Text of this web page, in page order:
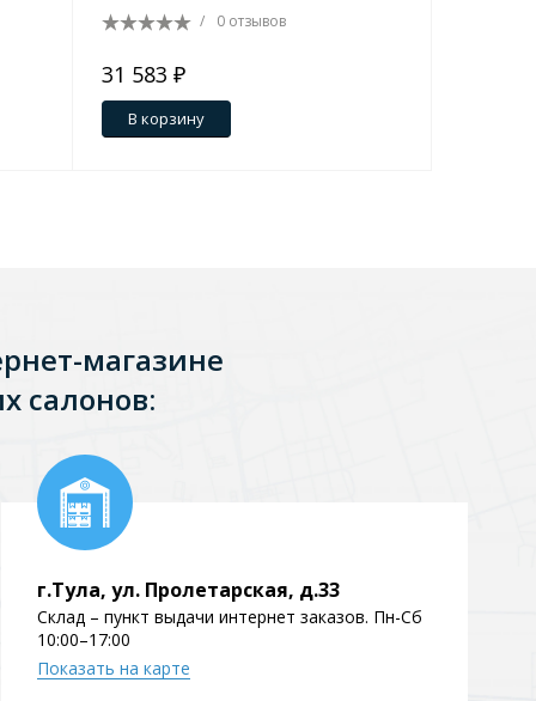
/ 0 отзывов
31 583 ₽
В корзину
магазине
салонов:
г.Тула, ул. Пролетарская, д.33
Склад – пункт выдачи интернет заказов. Пн-Сб
10:00–17:00
Показать на карте